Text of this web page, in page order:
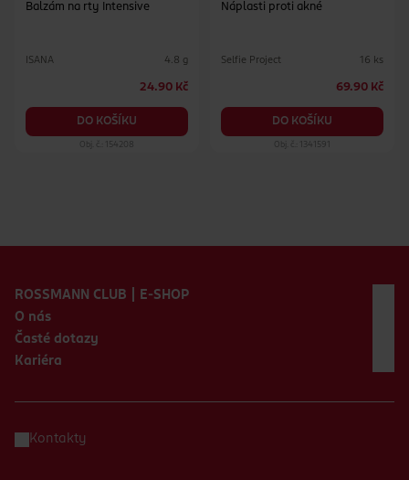
Balzám na rty Intensive
ISANA 4.8 g
24.90 Kč
DO KOŠÍKU
Obj. č.: 154208
Náplasti proti akné
Selfie Project 16 ks
69.90 Kč
DO KOŠÍKU
Obj. č.: 1341591
ROSSMANN CLUB | E-SHOP
O nás
Časté dotazy
Kariéra
Kontakty